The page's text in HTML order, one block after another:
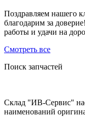
Поздравляем нашего
благодарим за
работы и удачи на
Смотреть все
Поиск запчастей
Склад "ИВ-Сервис"
наименований